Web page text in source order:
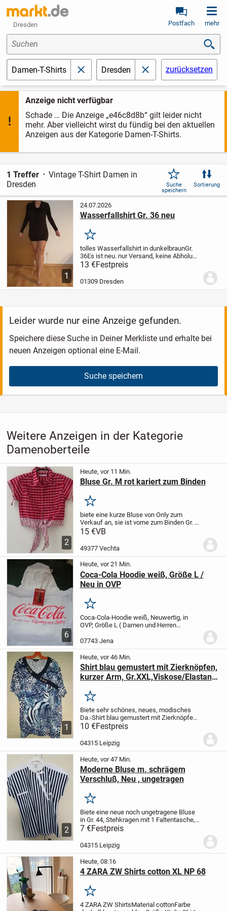
Dresden Postfach mehr
Anzeige nicht verfügbar
Schade … Die Anzeige „e46c8d8b“ gilt leider nicht
mehr. Aber vielleicht wirst du fündig bei den aktuellen
Anzeigen aus der Kategorie Damen-T-Shirts.
Suchen
Damen-T-Shirts schließenDresden schließenzurücksetzen
1 Treffer
Vintage T-Shirt Damen in
Dresden
Suche
speichern
Sortierung
1
24.07.2026
Wasserfallshirt Gr. 36 neu
Merken
tolles Wasserfallshirt in dunkelbraunGr.
36Es ist neu. nur Versand, keine Abholung
oder irgendwelche Treffs zur Übergabe
13 €Festpreis
01309 Dresden
Leider wurde nur eine Anzeige gefunden.
Speichere diese Suche in Deiner Merkliste und erhalte bei
neuen Anzeigen optional eine E-Mail.
Suche speichern
Weitere Anzeigen in der Kategorie
Damenoberteile
2
Heute, vor 11 Min.
Bluse Gr. M rot kariert zum Binden
Merken
biete eine kurze Bluse von Only zum
Verkauf an, sie ist vorne zum Binden Gr. M
rot-weiß kariert
ca. 67 cmMaterial: 100% Baumwolle
15 €VB
49377 Vechta
6
Heute, vor 21 Min.
Coca-Cola Hoodie weiß, Größe L /
Neu in OVP
Merken
Coca-Cola-Hoodie weiß, Neuwertig, in
OVP, Größe L ( Damen und Herren
Refreshing NEW Feeling
´s doppelt bestellt, deshalb kostet es
keine 59,99€,...
07743 Jena
1
Heute, vor 46 Min.
Shirt blau gemustert mit Zierknöpfen,
kurzer Arm, Gr.XXL,Viskose/Elastan
Merken
Biete sehr schönes, neues, modisches
Da.-Shirt blau gemustert mit Zierknöpfen,
Gr. XXLMaterial: 95% Viskose, 5%
Elastan, 40° Wäsche
Umtausch, Gewährleistung oder
Rücknahme...
10 €Festpreis
04315 Leipzig
2
Heute, vor 47 Min.
Moderne Bluse m. schrägem
Verschluß, Neu , ungetragen
Merken
Biete eine neue noch ungetragene Bluse
in Gr. 44, Stehkragen mit 1 Faltentasche, 1
Einstecktasche verdeckt,
weiß/schwarz gestreift, weißen
Schultersattel,
Jugoslawien,...
7 €Festpreis
04315 Leipzig
Heute, 08:16
4 ZARA ZW Shirts cotton XL NP 68
Merken
4 ZARA ZW ShirtsMaterial cottonFarbe